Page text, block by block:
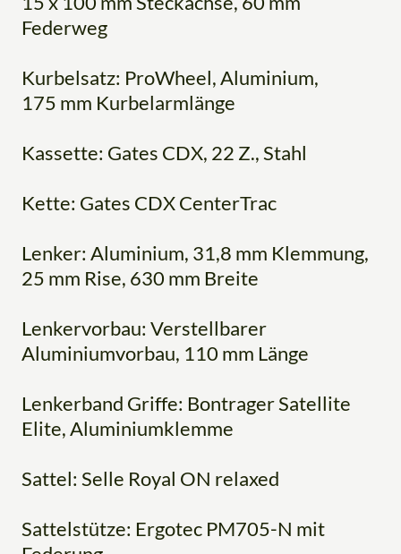
Federweg
Kurbelsatz: ProWheel, Aluminium,
175 mm Kurbelarmlänge
Kassette: Gates CDX, 22 Z., Stahl
Kette: Gates CDX CenterTrac
Lenker: Aluminium, 31,8 mm Klemmung,
25 mm Rise, 630 mm Breite
Lenkervorbau: Verstellbarer
Aluminiumvorbau, 110 mm Länge
Lenkerband Griffe: Bontrager Satellite
Elite, Aluminiumklemme
Sattel: Selle Royal ON relaxed
Sattelstütze: Ergotec PM705-N mit